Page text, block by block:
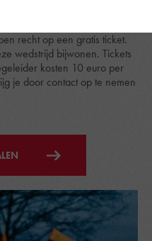
recht op een gratis ticket.
wedstrijd bijwonen. Tickets
kosten 10 euro per
je door contact op te nemen